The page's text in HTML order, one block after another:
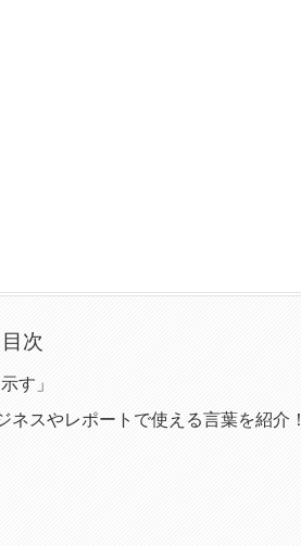
目次
す」
ネスやレポートで使える言葉を紹介！